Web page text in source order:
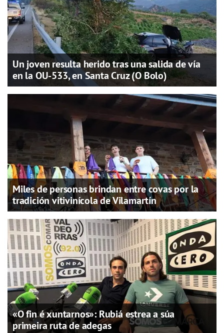
Un joven resulta herido tras una salida de vía
en la OU-533, en Santa Cruz (O Bolo)
Miles de personas brindan entre covas por la
tradición vitivinícola de Vilamartín
«O fin é xuntarnos»: Rubiá estrea a súa
primeira ruta de adegas